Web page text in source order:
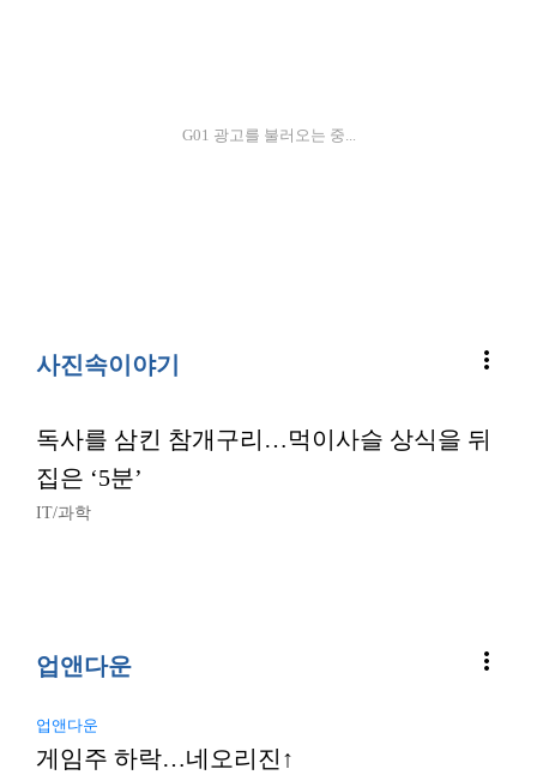
G01 광고를 불러오는 중...
사진속이야기 more_vert
독사를 삼킨 참개구리…먹이사슬 상식을 뒤
집은 ‘5분’
IT/과학
업앤다운 more_vert
업앤다운
게임주 하락…네오리진↑